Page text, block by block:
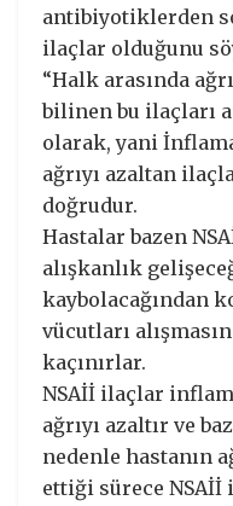
antibiyotiklerden
ilaçlar olduğunu
“Halk arasında
bilinen bu ilaçları
olarak, yani
ağrıyı azaltan
doğrudur.
Hastalar bazen
alışkanlık
kaybolacağından
vücutları
kaçınırlar.
NSAİİ ilaçlar
ağrıyı azaltır ve
nedenle hastanın
ettiği sürece NSAİİ